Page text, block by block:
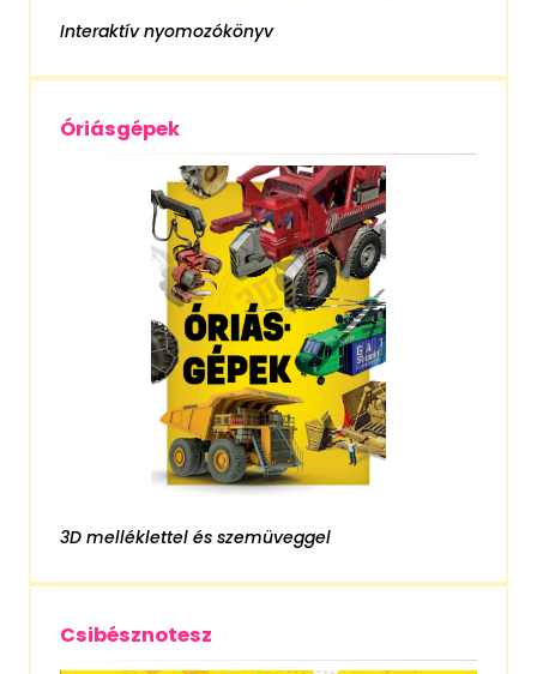
Interaktív nyomozókönyv
Óriásgépek
3D melléklettel és szemüveggel
Csibésznotesz